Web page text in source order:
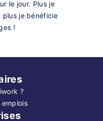
le jour. Plus je
je bénéficie
!
?
emplois